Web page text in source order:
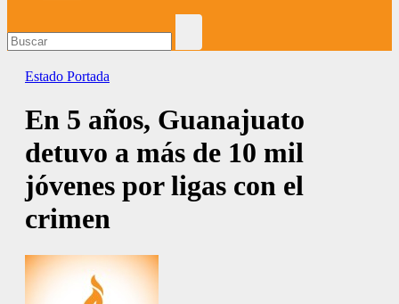
Estado Portada
En 5 años, Guanajuato
detuvo a más de 10 mil
jóvenes por ligas con el
crimen